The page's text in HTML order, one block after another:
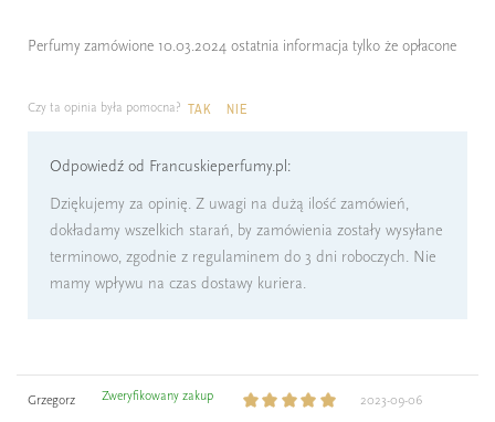
Perfumy zamówione 10.03.2024 ostatnia informacja tylko że opłacone
Czy ta opinia była pomocna? TAK NIE
Odpowiedź od Francuskieperfumy.pl:
Dziękujemy za opinię. Z uwagi na dużą ilość zamówień,
dokładamy wszelkich starań, by zamówienia zostały wysyłane
terminowo, zgodnie z regulaminem do 3 dni roboczych. Nie
mamy wpływu na czas dostawy kuriera.
Grzegorz Zweryfikowany zakup 2023-09-06